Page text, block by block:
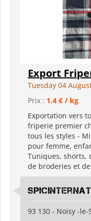
Export
Tuesday 04
Prix : 1.4 € / kg
Exportation vers
friperie premier
tous les styles -
pour femme,
Tuniques, shorts,
de broderies et
93 130 - Noisy -le-